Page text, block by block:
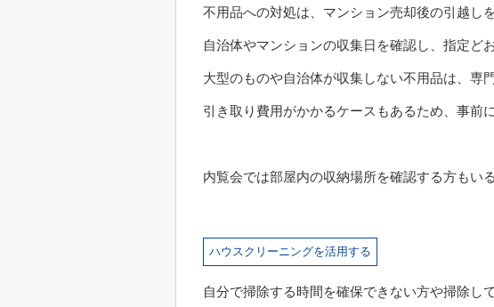
不用品への対処は、マンション売却後の引越し
自治体やマンションの収集日を確認し、指定ど
大型のものや自治体が収集しない不用品は、専
引き取り費用がかかるケースもあるため、事前
内覧会では部屋内の収納場所を確認する方もい
ハウスクリーニングを活用する
自分で掃除する時間を確保できない方や掃除し